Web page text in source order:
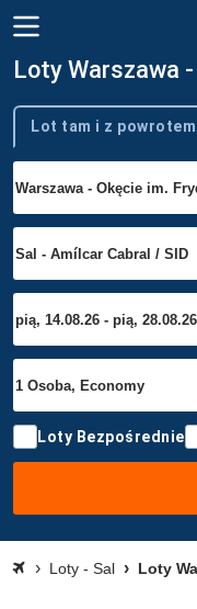
Loty Warszawa -
Typ podróży
Lot tam i z powrotem
Loty Bezpośrednie
Loty - Sal Loty